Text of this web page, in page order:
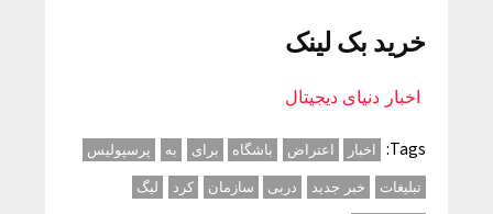
خرید بک لینک
اخبار دنیای دیجیتال
Tags: اخبار اعتراض باشگاه برای به
پرسپولیس
تبلیغات
خبر جدید دربی سازمان کرد
لیگ